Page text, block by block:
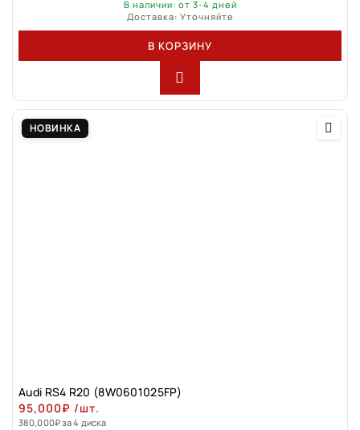
В наличии: от 3-4 дней
Доставка: Уточняйте
В КОРЗИНУ
НОВИНКА
Audi RS4 R20 (8W0601025FP)
95,000₽ /шт.
380,000₽за 4 диска